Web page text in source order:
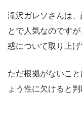
滝沢ガレソさんは
とで人気なのです
惑について取り上げ
ただ根拠がないこ
ょう性に欠けると